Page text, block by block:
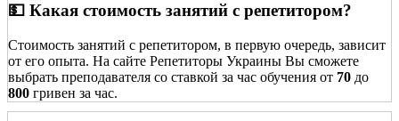
💵 Какая стоимость занятий с репетитором?
Стоимость занятий с репетитором, в первую очередь, зависит
от его опыта. На сайте Репетиторы Украины Вы сможете
выбрать преподавателя со ставкой за час обучения от 70 до
800 гривен за час.